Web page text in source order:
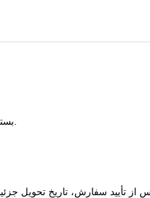
پس از تأیید سفارش، تاریخ تحویل